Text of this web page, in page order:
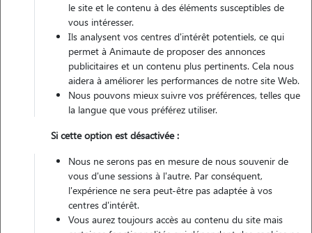
Contacter
L'envoi d'une demande est sans engagement
le site et le contenu à des éléments susceptibles de
vous intéresser.
Ils analysent vos centres d'intérêt potentiels, ce qui
permet à Animaute de proposer des annonces
publicitaires et un contenu plus pertinents. Cela nous
aidera à améliorer les performances de notre site Web.
Nous pouvons mieux suivre vos préférences, telles que
la langue que vous préférez utiliser.
Si cette option est désactivée :
Nous ne serons pas en mesure de nous souvenir de
vous d'une sessions à l'autre. Par conséquent,
l'expérience ne sera peut-être pas adaptée à vos
centres d'intérêt.
Vous aurez toujours accès au contenu du site mais